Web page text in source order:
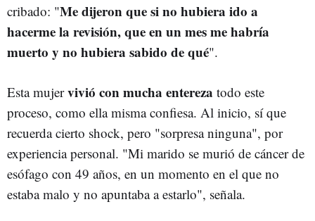
cribado: "Me dijeron que si no hubiera ido a
hacerme la revisión, que en un mes me habría
muerto y no hubiera sabido de qué".
Esta mujervivió con mucha entereza todo este
proceso, como ella misma confiesa. Al inicio, sí que
recuerda cierto shock, pero "sorpresa ninguna", por
experiencia personal. "Mi marido se murió de cáncer de
esófago con 49 años, en un momento en el que no
estaba malo y no apuntaba a estarlo", señala.